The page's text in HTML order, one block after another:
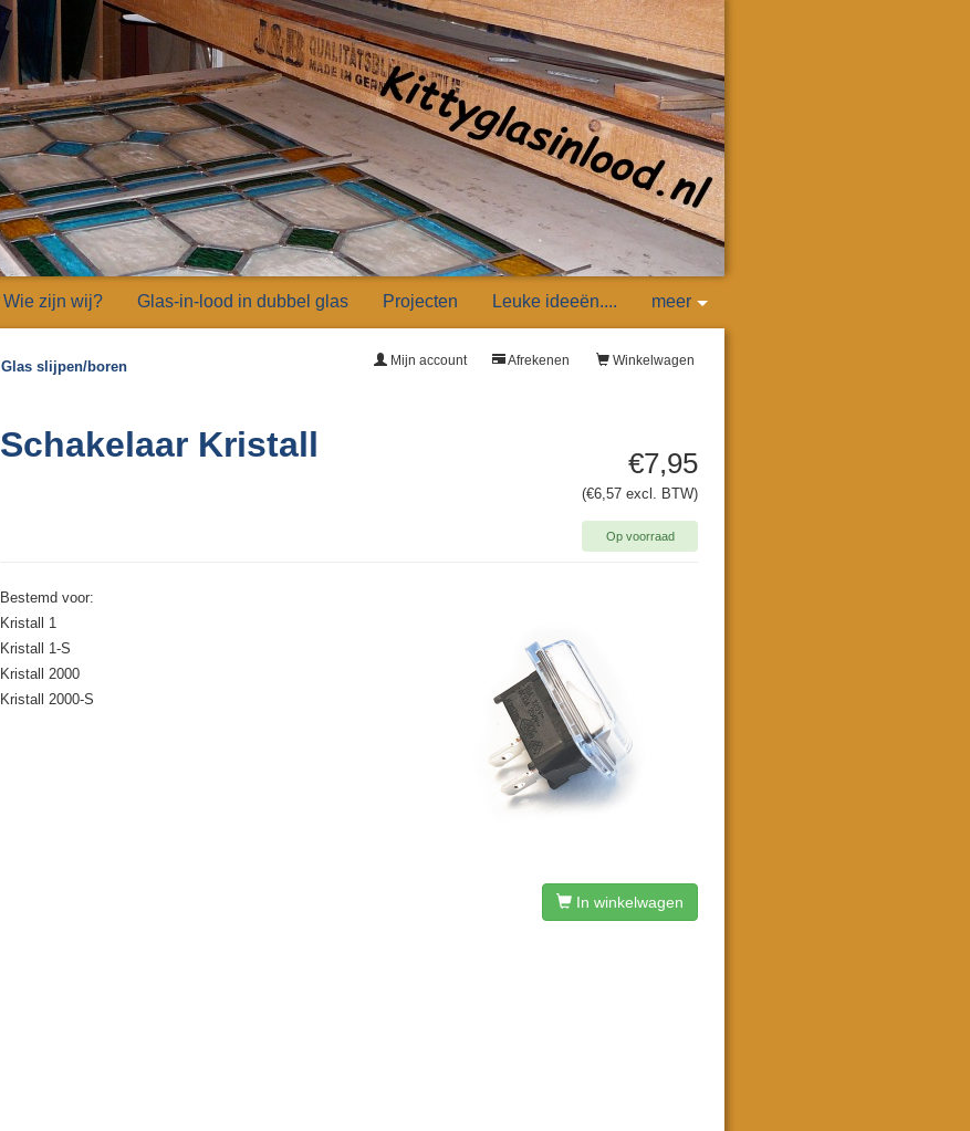
Wie zijn wij? Glas-in-lood in dubbel glas Projecten Leuke ideeën.... meer
Glas slijpen/boren Winkelwagen
Afrekenen
Mijn account
€7,95
(€6,57 excl. BTW)
Op voorraad
Schakelaar Kristall
Bestemd voor:
Kristall 1
Kristall 1-S
Kristall 2000
Kristall 2000-S
In winkelwagen